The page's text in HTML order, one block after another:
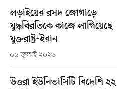
লড়াইয়ের রসদ জোগাড়ে
যুদ্ধবিরতিকে কাজে লাগিয়েছে
যুক্তরাষ্ট্র-ইরান
০৯ জুলাই ২০২৬
উত্তরা ইউনিভার্সিটি বিদেশি ২২